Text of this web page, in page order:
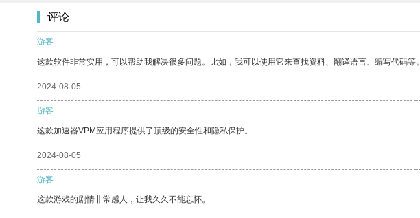
评论
游客
这款软件非常实用，可以帮助我解决很多问题。比如，我可以使用它来查找资料、翻译语言、编写代码等。
2024-08-05
游客
这款加速器VPM应用程序提供了顶级的安全性和隐私保护。
2024-08-05
游客
这款游戏的剧情非常感人，让我久久不能忘怀。